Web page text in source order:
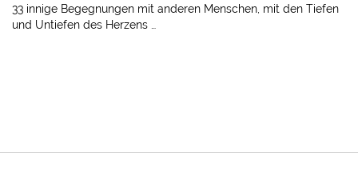
33 innige Begegnungen mit anderen Menschen, mit den Tiefen
und Untiefen des Herzens …